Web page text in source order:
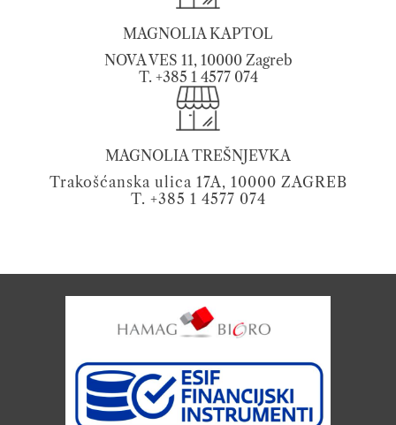
MAGNOLIA KAPTOL
NOVA VES 11, 10000 Zagreb
T. +385 1 4577 074
MAGNOLIA TREŠNJEVKA
Trakošćanska ulica 17A, 10000 ZAGREB
T. +385 1 4577 074